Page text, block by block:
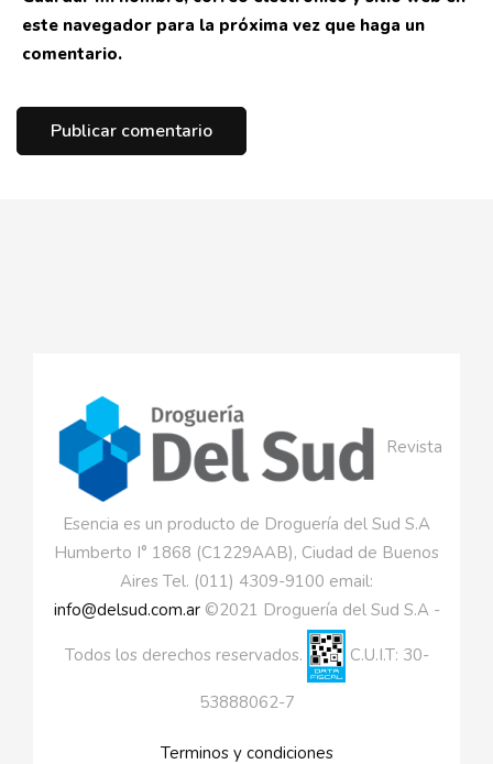
este navegador para la próxima vez que haga un
comentario.
Revista
Esencia es un producto de Droguería del Sud S.A
Humberto I° 1868 (C1229AAB), Ciudad de Buenos
Aires Tel. (011) 4309-9100 email:
info@delsud.com.ar©2021 Droguería del Sud S.A -
Todos los derechos reservados. C.U.I.T: 30-
53888062-7
Terminos y condiciones